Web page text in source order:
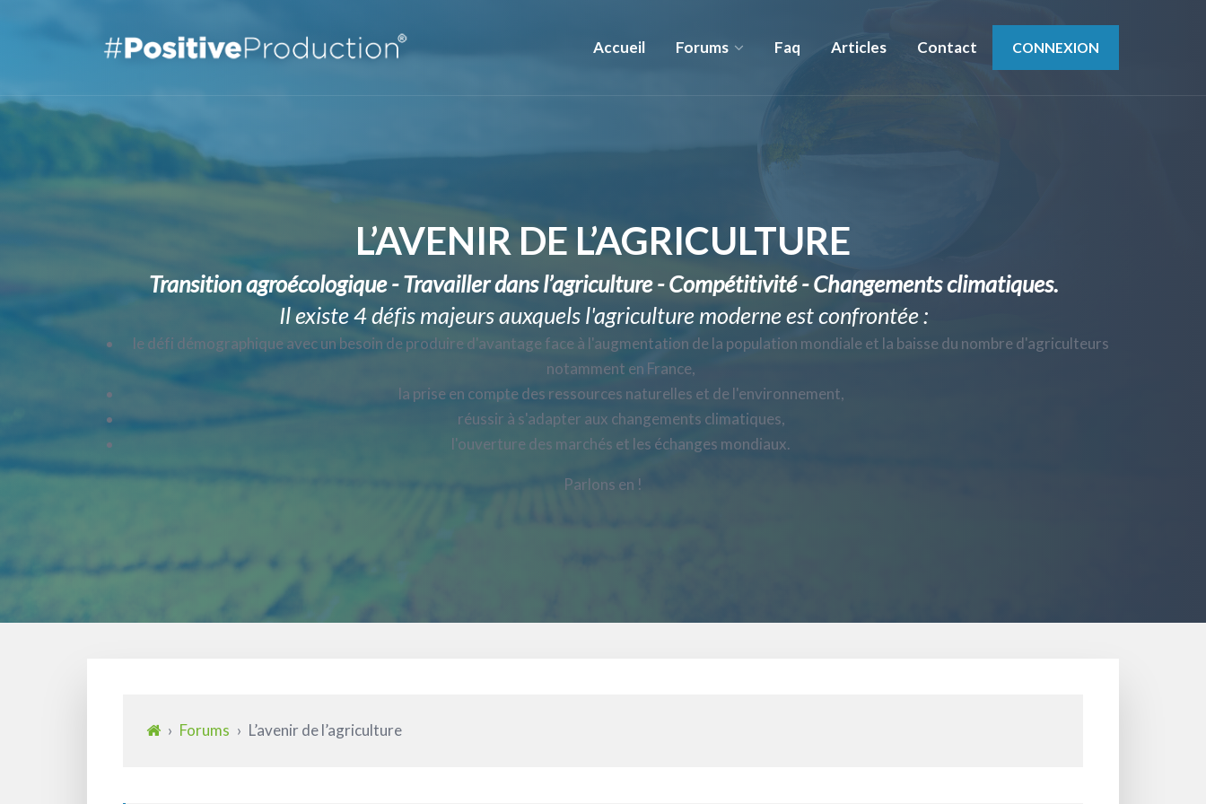
Accueil Forums Faq Articles Contact CONNEXION
L’AVENIR DE L’AGRICULTURE
Transition agroécologique - Travailler dans l’agriculture - Compétitivité - Changements climatiques.
Il existe 4 défis majeurs auxquels l'agriculture moderne est confrontée :
le défi démographique avec un besoin de produire d'avantage face à l'augmentation de la population mondiale et la baisse du nombre d'agriculteurs
notamment en France,
la prise en compte des ressources naturelles et de l'environnement,
réussir à s'adapter aux changements climatiques,
l'ouverture des marchés et les échanges mondiaux.
Parlons en !
› Forums › L’avenir de l’agriculture